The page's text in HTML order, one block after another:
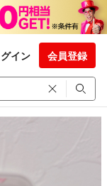
イン 会員登録